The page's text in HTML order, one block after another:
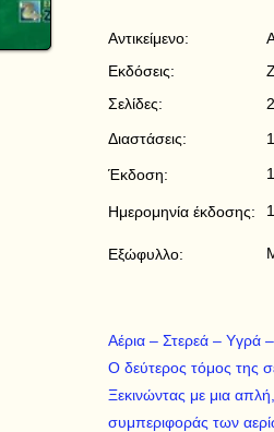
Αντικείμενο:
Εκδόσεις:
Σελίδες:
Διαστάσεις:
Έκδοση:
Ημερομηνία έκδοσης:
Εξώφυλλο:
Aέρια – Στερεά – Yγρά
O δεύτερος τόμος της
Ξεκινώντας με μια
συμπεριφοράς των